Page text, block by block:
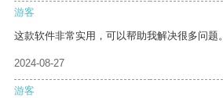
游客
这款软件非常实用，可以帮助我解决很多问题。
2024-08-27
游客